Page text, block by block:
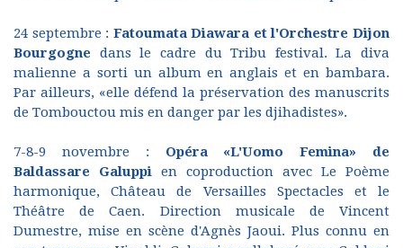
24 septembre : Fatoumata Diawara et l'Orchestre Dijon
Bourgogne dans le cadre du Tribu festival. La diva
malienne a sorti un album en anglais et en bambara.
Par ailleurs, «elle défend la préservation des manuscrits
de Tombouctou mis en danger par les djihadistes».
7-8-9 novembre : Opéra «L'Uomo Femina» de
Baldassare Galuppi en coproduction avec Le Poème
harmonique, Château de Versailles Spectacles et le
Théâtre de Caen. Direction musicale de Vincent
Dumestre, mise en scène d'Agnès Jaoui. Plus connu en